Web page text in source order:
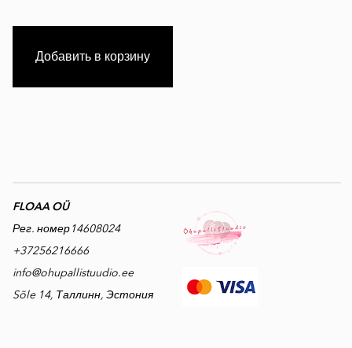
Добавить в корзину
FLOAA OÜ
Рег. номер14608024
+37256216666
info@ohupallistuudio.ee
Sõle 14, Таллинн, Эстония